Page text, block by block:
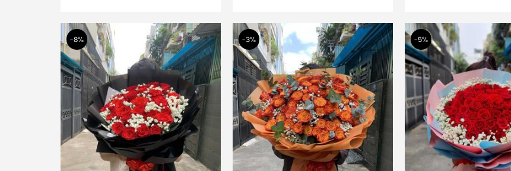
-8% -3% -5%